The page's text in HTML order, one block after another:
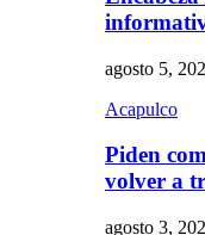
agosto 5,
Acapulco
Piden
volver a
agosto 3,